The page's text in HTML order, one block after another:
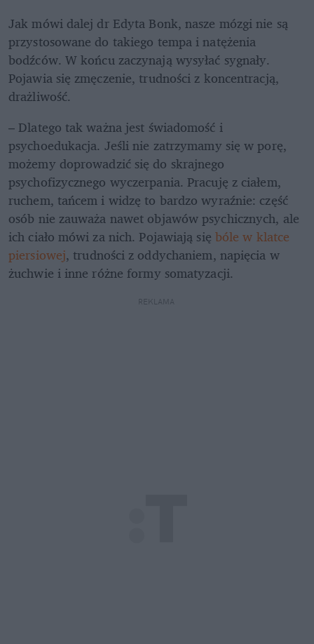
Jak mówi dalej dr Edyta Bonk, nasze mózgi nie są
przystosowane do takiego tempa i natężenia
bodźców. W końcu zaczynają wysyłać sygnały.
Pojawia się zmęczenie, trudności z koncentracją,
drażliwość.
– Dlatego tak ważna jest świadomość i
psychoedukacja. Jeśli nie zatrzymamy się w porę,
możemy doprowadzić się do skrajnego
psychofizycznego wyczerpania. Pracuję z ciałem,
ruchem, tańcem i widzę to bardzo wyraźnie: część
osób nie zauważa nawet objawów psychicznych, ale
ich ciało mówi za nich. Pojawiają się bóle w klatce
piersiowej, trudności z oddychaniem, napięcia w
żuchwie i inne różne formy somatyzacji.
REKLAMA